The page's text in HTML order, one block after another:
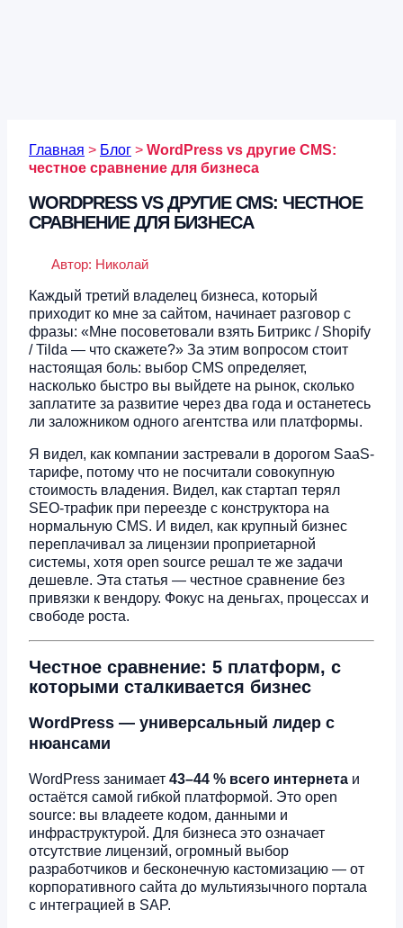
Главная > Блог > WordPress vs другие CMS:
честное сравнение для бизнеса
WORDPRESS VS ДРУГИЕ CMS: ЧЕСТНОЕ
СРАВНЕНИЕ ДЛЯ БИЗНЕСА
Автор: Николай
Каждый третий владелец бизнеса, который
приходит ко мне за сайтом, начинает разговор с
фразы: «Мне посоветовали взять Битрикс / Shopify
/ Tilda — что скажете?» За этим вопросом стоит
настоящая боль: выбор CMS определяет,
насколько быстро вы выйдете на рынок, сколько
заплатите за развитие через два года и останетесь
ли заложником одного агентства или платформы.
Я видел, как компании застревали в дорогом SaaS-
тарифе, потому что не посчитали совокупную
стоимость владения. Видел, как стартап терял
SEO-трафик при переезде с конструктора на
нормальную CMS. И видел, как крупный бизнес
переплачивал за лицензии проприетарной
системы, хотя open source решал те же задачи
дешевле. Эта статья — честное сравнение без
привязки к вендору. Фокус на деньгах, процессах и
свободе роста.
Честное сравнение: 5 платформ, с
которыми сталкивается бизнес
WordPress — универсальный лидер с
нюансами
WordPress занимает 43–44 % всего интернета и
остаётся самой гибкой платформой. Это open
source: вы владеете кодом, данными и
инфраструктурой. Для бизнеса это означает
отсутствие лицензий, огромный выбор
разработчиков и бесконечную кастомизацию — от
корпоративного сайта до мультиязычного портала
с интеграцией в SAP.